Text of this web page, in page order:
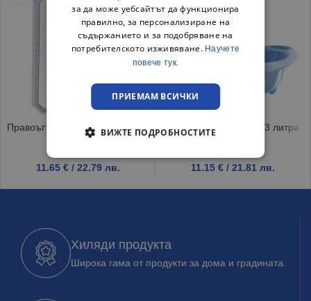
Правоъгълно голямо огледало
мрамор
11.65 € / 22.79 лв.
Бебешка вана Пате 43 литра
11.15 € / 21.81 лв.
Хиляди продукта
Широка гама от продукти за дома и градината.
за да може уебсайтът да функционира
правилно, за персонализиране на
съдържанието и за подобряване на
потребителското изживяване. Научете
повече тук.
ПРИЕМАМ ВСИЧКИ
ВИЖТЕ ПОДРОБНОСТИТЕ